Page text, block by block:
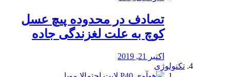
تصادف در محدوده پیچ عسل
کوچ به علت لغزندگی جاده
اکتبر 21, 2019
تکنولوژی